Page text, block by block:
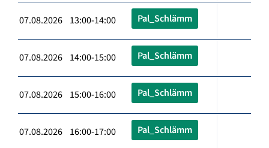
07.08.2026 13:00-14:00 Pal_Schlämm
07.08.2026 14:00-15:00 Pal_Schlämm
07.08.2026 15:00-16:00 Pal_Schlämm
07.08.2026 16:00-17:00 Pal_Schlämm